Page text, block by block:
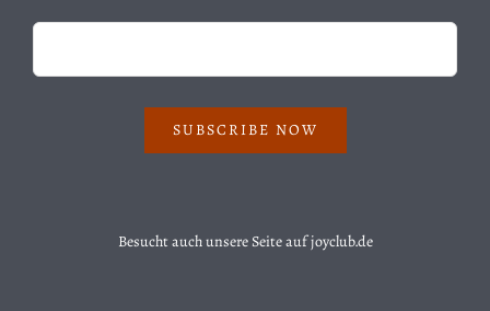
SUBSCRIBE NOW
Besucht auch unsere Seite aufjoyclub.de